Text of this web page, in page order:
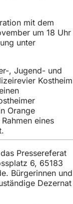
mit dem
um 18 Uhr
unter
, Jugend- und
Kostheim
Orange
eines
Pressereferat
6, 65183
. Bürgerinnen und
Dezernat